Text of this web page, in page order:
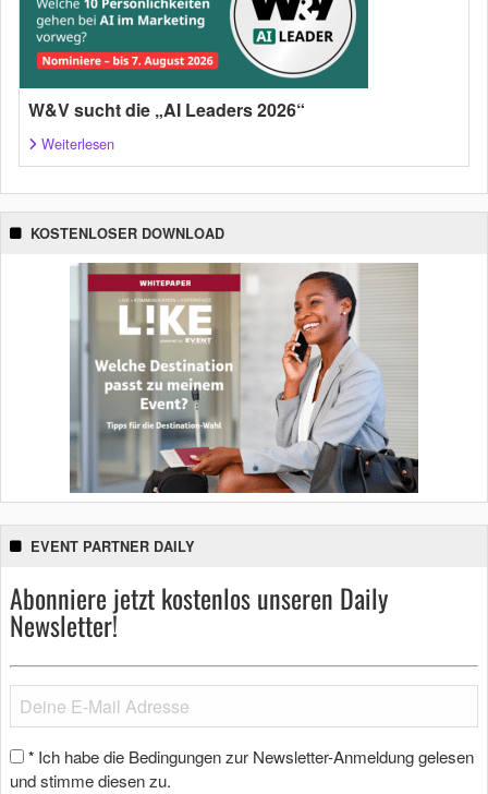
W&V sucht die „AI Leaders 2026“
Weiterlesen
KOSTENLOSER DOWNLOAD
EVENT PARTNER DAILY
Abonniere jetzt kostenlos unseren Daily
Newsletter!
* Ich habe die Bedingungen zur Newsletter-Anmeldung gelesen
und stimme diesen zu.